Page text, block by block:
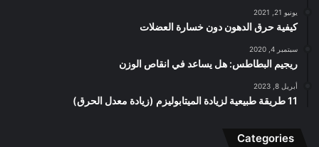
يونيو 21, 2021
كيفية حرق الدهون دون خسارة العضلات
سبتمبر 4, 2020
ريجيم البطاطس: هل يساعد في انقاص الوزن
أبريل 8, 2023
11 طريقة طبيعية لزيادة الميتابوليزم (زيادة معدل الحرق)
Categories